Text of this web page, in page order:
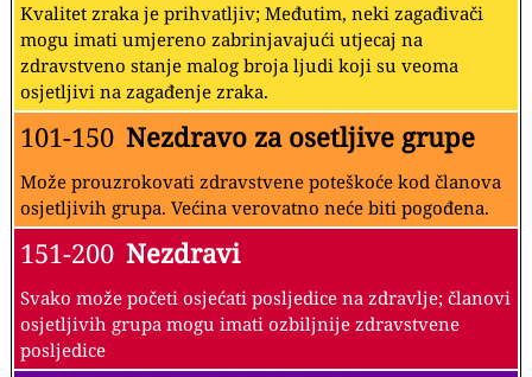
Kvalitet zraka je prihvatljiv; Međutim, neki zagađivači
mogu imati umjereno zabrinjavajući utjecaj na
zdravstveno stanje malog broja ljudi koji su veoma
osjetljivi na zagađenje zraka.
101-150 Nezdravo za osetljive grupe
Može prouzrokovati zdravstvene poteškoće kod članova
osjetljivih grupa. Većina verovatno neće biti pogođena.
151-200 Nezdravi
Svako može početi osjećati posljedice na zdravlje; članovi
osjetljivih grupa mogu imati ozbiljnije zdravstvene
posljedice